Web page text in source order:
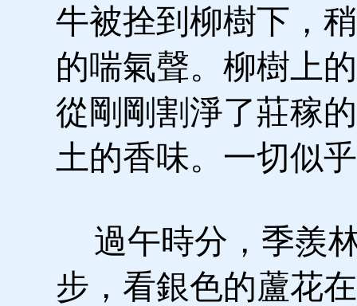
牛被拴到柳樹下，
的喘氣聲。柳樹上
從剛剛割淨了莊稼
土的香味。一切似
過午時分，季羨
步，看銀色的蘆花